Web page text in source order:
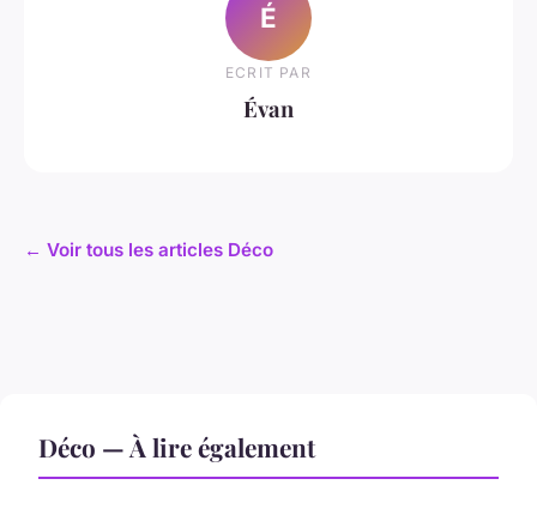
É
ECRIT PAR
Évan
← Voir tous les articles Déco
Déco — À lire également